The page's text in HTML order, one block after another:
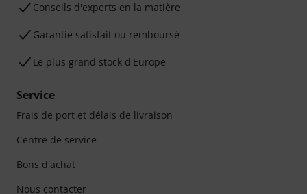
Conseils d'experts en la matière
Garantie satisfait ou remboursé
Le plus grand stock d'Europe
Service
Frais de port et délais de livraison
Centre de service
Bons d'achat
Nous contacter